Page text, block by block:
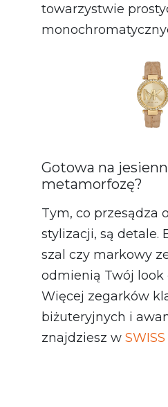
towarzystwie
Gotowa na
metamorfozę?
Tym, co przesądza
stylizacji, są detale.
szal czy markowy
odmienią Twój look
Więcej zegarków
biżuteryjnych i
znajdziesz w SWISS